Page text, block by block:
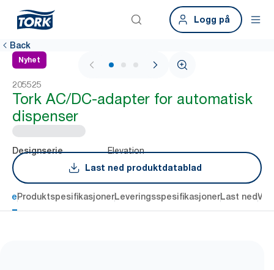
Logg på
Back
Nyhet
1 / 3
205525
Tork AC/DC-adapter for automatisk
dispenser
Designserie
Elevation
Last ned produktdatablad
ProduktspesifikasjonerLeveringsspesifikasjonerLast ned